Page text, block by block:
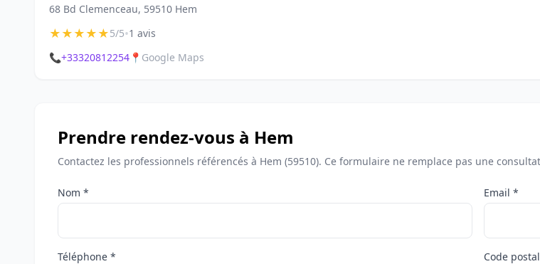
68 Bd Clemenceau, 59510 Hem
★★★★★5/5•1 avis
📞+33320812254 📍 Google Maps
Prendre rendez-vous à Hem
Contactez les professionnels référencés à Hem (59510). Ce formulaire ne remplace pas une
Nom * Email *
Téléphone * Code